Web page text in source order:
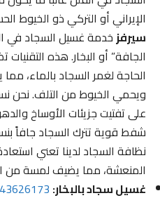
الإيراني أو التركي ذو الخيوط
سيرفزخدمة غسيل السجاد في
الجافة” أو البخار. هذه التقنيات
الحاجة لغمر السجاد بالماء، مما
ويحمي الخيوط من التلف. نحن
على تفتيت جزيئات الأوساخ
نظافة السجاد لدينا تعني استعادة
المنعشة، مما يضيف لمسة من
غسيل سجاد بالبخار:0543626173